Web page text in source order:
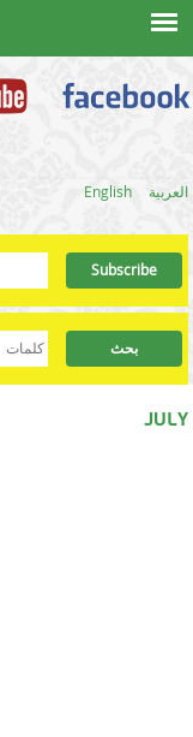
English العربية
JULY